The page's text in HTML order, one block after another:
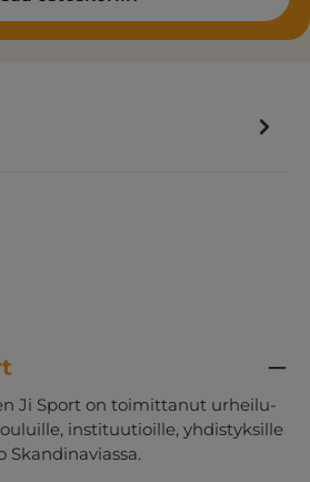
Ji Sport on toimittanut urheilu-
instituutioille, yhdistyksille
Skandinaviassa.